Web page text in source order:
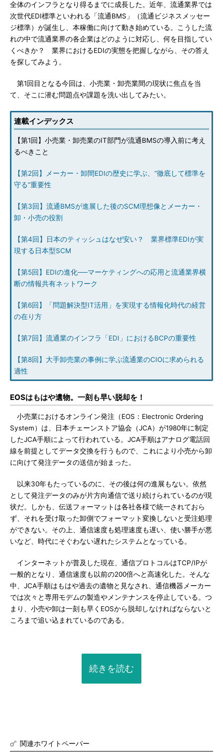
全体のインフラとなり得るまでに成長した。近年、流通業界では
次世代EDI標準といわれる「流通BMS」（流通ビジネスメッセー
ジ標準）が誕生し、本稼働に向けて動き始めている。こうした流
れの中で流通業界の各企業はどのように対応し、何を目指してい
くべきか？ 業界におけるEDIの実態を把握しながら、その答え
を探してみよう。
第1回目となる今回は、小売業・卸売業間の現状に焦点を当
て、そこに潜む問題点や課題を洗い出してみたい。
連載インデックス
【第1回】小売業・卸売業のIT部門が流通BMSの導入前に考え
るべきこと
【第2回】メーカー・卸間EDIの歴史に学ぶ、“徹底して標準を
守る”重要性
【第3回】流通BMSが進展した後のSCM理想像とメーカー・
卸・小売の役割
【第4回】日本のティッシュはなぜ安い？ 業界標準EDIが実
現する日本型SCM
【第5回】EDIの進化──マーケティングへの応用と流通業界横
断の情報共有ネットワーク
【第6回】「問題解決型IT活用」を実現する情報化時代の経営
の在り方
【第7回】流通業のインフラ「EDI」におけるBCPの重要性
【第8回】大手卸売業の事例に学ぶ流通業のCIOに求められる
適性
EOSはもはや遺物。一刻も早い脱却を！
小売業におけるオンライン発注（EOS：Electronic Ordering
System）は、日本チェーンストア協会（JCA）が1980年に制定
したJCA手順によって行われている。JCA手順はアナログ電話回
線を前提としてデータ交換を行うもので、これにより小売から卸
に向けて発注データの送信が始まった。
以来30年もたっているのに、その後は何の進展もない。依然
として発注データのみが片方向通信で送り続けられているのが現
状だ。しかも、伝送フォーマットは各社各様で統一されておら
ず、それを受け取った卸側でフォーマット変換しないと受注処理
ができない。その上、通信速度も処理速度も遅い、使い勝手が悪
いなど、時代にそぐわない遅れたシステムとなっている。
インターネットが普及した現在、通信プロトコルはTCP/IPが
一般的となり、通信速度も以前の200倍へと高速化した。そんな
中、JCA手順はもはや過去の遺物と見なされ、通信機器メーカー
では次々と専用モデムの製造やメンテナンスを停止している。つ
まり、小売や卸は一刻も早くEOSから脱却しなければならないと
ころまで追い込まれているのである。
続きを読む
関連ホワイトペーパー